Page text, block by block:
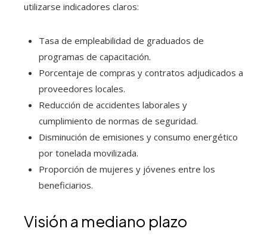
utilizarse indicadores claros:
Tasa de empleabilidad de graduados de
programas de capacitación.
Porcentaje de compras y contratos adjudicados a
proveedores locales.
Reducción de accidentes laborales y
cumplimiento de normas de seguridad.
Disminución de emisiones y consumo energético
por tonelada movilizada.
Proporción de mujeres y jóvenes entre los
beneficiarios.
Visión a mediano plazo